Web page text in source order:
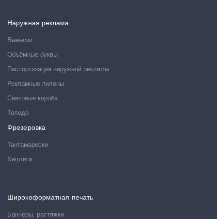
Наружная реклама
Вывески
Объёмные буквы
Паспортизация наружной рекламы
Рекламные пилоны
Световые короба
Толедо
Фрезеровка
Тантамарески
Хештеги
Широкоформатная печать
Баннеры, растяжки